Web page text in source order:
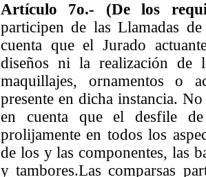
Artículo 7o.- (De los
participen de las Llamadas
cuenta que el Jurado
diseños ni la realización de
maquillajes, ornamentos o
presente en dicha instancia.
en cuenta que el desfile
prolijamente en todos los
de los y las componentes, las
y tambores.Las comparsas